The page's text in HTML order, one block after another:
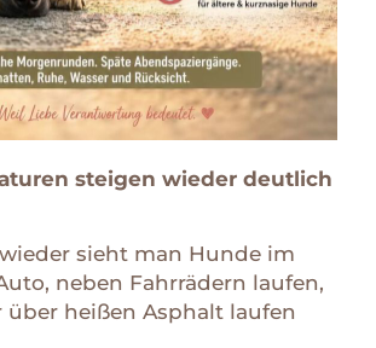
steigen wieder deutlich
sieht man Hunde im
neben Fahrrädern laufen,
über heißen Asphalt laufen